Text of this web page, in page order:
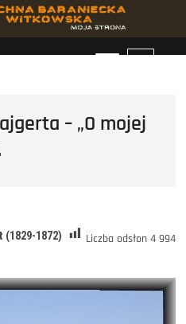
P
c
n
– „O mojej
Liczba odsłon 4 994
(1829-1872)